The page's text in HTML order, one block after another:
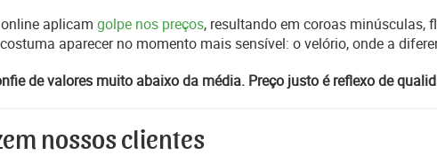
aplicam golpe nos preços, resultando em coroas minúsculas,
aparecer no momento mais sensível: o velório, onde a
de valores muito abaixo da média. Preço justo é reflexo de
nossos clientes